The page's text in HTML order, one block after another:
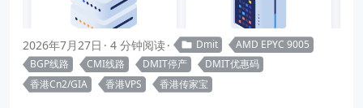
2026年7月27日 4 分钟阅读 Dmit
AMD EPYC 9005
BGP线路
CMI线路 DMIT停产
DMIT优惠码
香港Cn2/GIA
香港VPS 香港传家宝